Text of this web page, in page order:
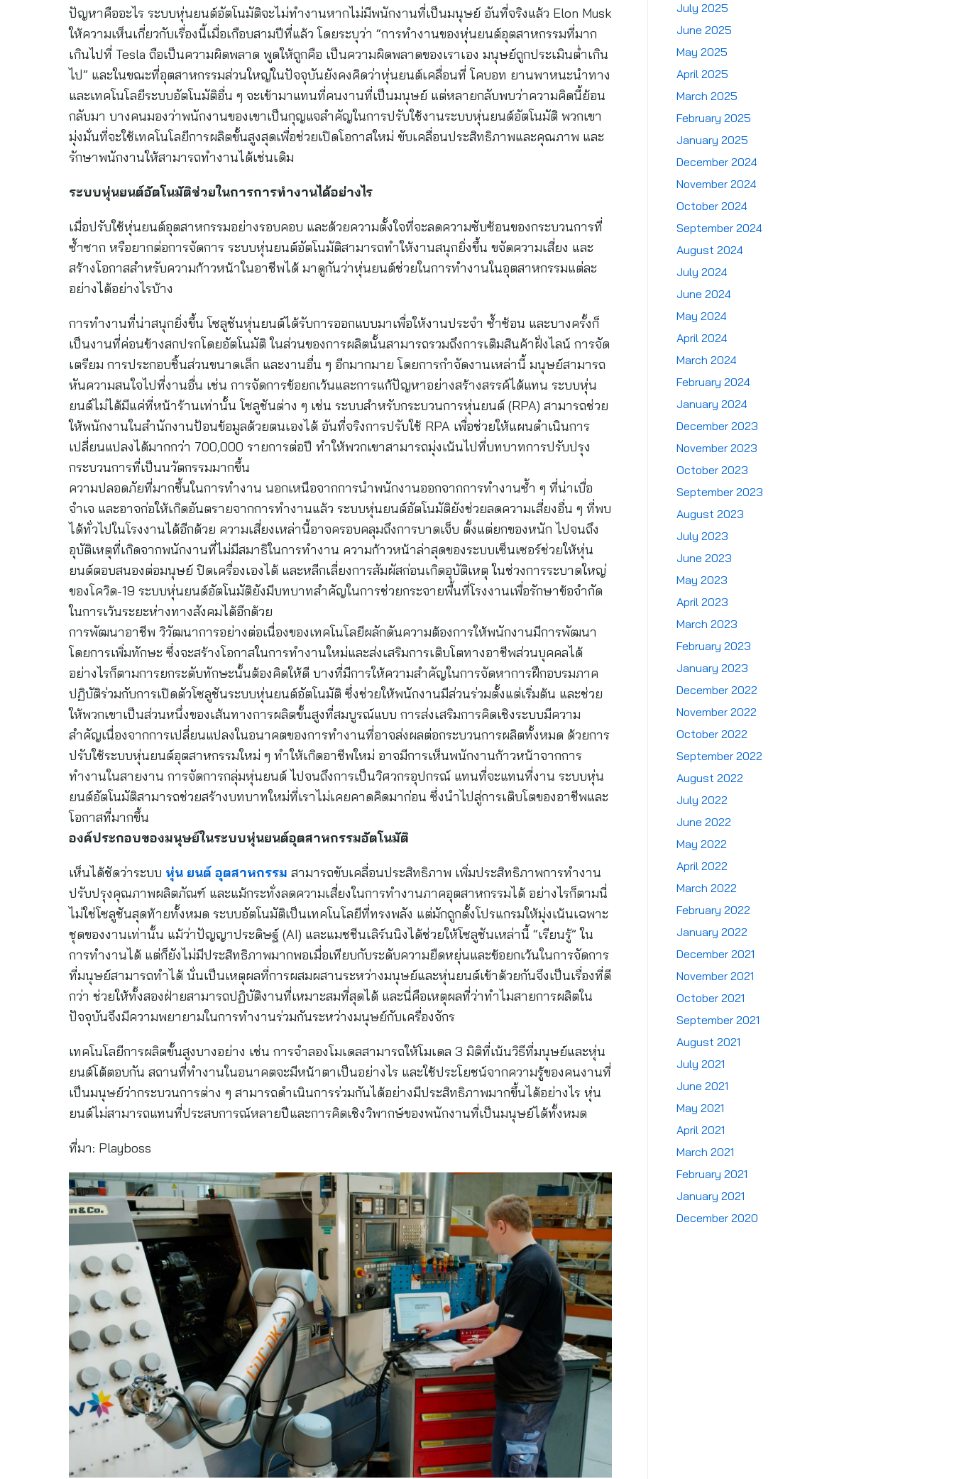
ปัญหาคืออะไร ระบบหุ่นยนต์อัตโนมัติจะไม่ทำงานหากไม่มีพนักงานที่เป็นมนุษย์ อันที่จริงแล้ว Elon Musk
ให้ความเห็นเกี่ยวกับเรื่องนี้เมื่อเกือบสามปีที่แล้ว โดยระบุว่า “การทำงานของหุ่นยนต์อุตสาหกรรมที่มาก
เกินไปที่ Tesla ถือเป็นความผิดพลาด พูดให้ถูกคือ เป็นความผิดพลาดของเราเอง มนุษย์ถูกประเมินต่ำเกิน
ไป” และในขณะที่อุตสาหกรรมส่วนใหญ่ในปัจจุบันยังคงคิดว่าหุ่นยนต์เคลื่อนที่ โคบอท ยานพาหนะนำทาง
และเทคโนโลยีระบบอัตโนมัติอื่น ๆ จะเข้ามาแทนที่คนงานที่เป็นมนุษย์ แต่หลายกลับพบว่าความคิดนี้ย้อน
กลับมา บางคนมองว่าพนักงานของเขาเป็นกุญแจสำคัญในการปรับใช้งานระบบหุ่นยนต์อัตโนมัติ พวกเขา
มุ่งมั่นที่จะใช้เทคโนโลยีการผลิตขั้นสูงสุดเพื่อช่วยเปิดโอกาสใหม่ ขับเคลื่อนประสิทธิภาพและคุณภาพ และ
รักษาพนักงานให้สามารถทำงานได้เช่นเดิม
ระบบหุ่นยนต์อัตโนมัติช่วยในการการทำงานได้อย่างไร
เมื่อปรับใช้หุ่นยนต์อุตสาหกรรมอย่างรอบคอบ และด้วยความตั้งใจที่จะลดความซับซ้อนของกระบวนการที่
ซ้ำซาก หรือยากต่อการจัดการ ระบบหุ่นยนต์อัตโนมัติสามารถทำให้งานสนุกยิ่งขึ้น ขจัดความเสี่ยง และ
สร้างโอกาสสำหรับความก้าวหน้าในอาชีพได้ มาดูกันว่าหุ่นยนต์ช่วยในการทำงานในอุตสาหกรรมแต่ละ
อย่างได้อย่างไรบ้าง
การทำงานที่น่าสนุกยิ่งขึ้น โซลูชันหุ่นยนต์ได้รับการออกแบบมาเพื่อให้งานประจำ ซ้ำซ้อน และบางครั้งก็
เป็นงานที่ค่อนข้างสกปรกโดยอัตโนมัติ ในส่วนของการผลิตนั้นสามารถรวมถึงการเติมสินค้าฝั่งไลน์ การจัด
เตรียม การประกอบชิ้นส่วนขนาดเล็ก และงานอื่น ๆ อีกมากมาย โดยการกำจัดงานเหล่านี้ มนุษย์สามารถ
หันความสนใจไปที่งานอื่น เช่น การจัดการข้อยกเว้นและการแก้ปัญหาอย่างสร้างสรรค์ได้แทน ระบบหุ่น
ยนต์ไม่ได้มีแค่ที่หน้าร้านเท่านั้น โซลูชันต่าง ๆ เช่น ระบบสำหรับกระบวนการหุ่นยนต์ (RPA) สามารถช่วย
ให้พนักงานในสำนักงานป้อนข้อมูลด้วยตนเองได้ อันที่จริงการปรับใช้ RPA เพื่อช่วยให้แผนดำเนินการ
เปลี่ยนแปลงได้มากกว่า 700,000 รายการต่อปี ทำให้พวกเขาสามารถมุ่งเน้นไปที่บทบาทการปรับปรุง
กระบวนการที่เป็นนวัตกรรมมากขึ้น
ความปลอดภัยที่มากขึ้นในการทำงาน นอกเหนือจากการนำพนักงานออกจากการทำงานซ้ำ ๆ ที่น่าเบื่อ
จำเจ และอาจก่อให้เกิดอันตรายจากการทำงานแล้ว ระบบหุ่นยนต์อัตโนมัติยังช่วยลดความเสี่ยงอื่น ๆ ที่พบ
ได้ทั่วไปในโรงงานได้อีกด้วย ความเสี่ยงเหล่านี้อาจครอบคลุมถึงการบาดเจ็บ ตั้งแต่ยกของหนัก ไปจนถึง
อุบัติเหตุที่เกิดจากพนักงานที่ไม่มีสมาธิในการทำงาน ความก้าวหน้าล่าสุดของระบบเซ็นเซอร์ช่วยให้หุ่น
ยนต์ตอบสนองต่อมนุษย์ ปิดเครื่องเองได้ และหลีกเลี่ยงการสัมผัสก่อนเกิดอุบัติเหตุ ในช่วงการระบาดใหญ่
ของโควิด-19 ระบบหุ่นยนต์อัตโนมัติยังมีบทบาทสำคัญในการช่วยกระจายพื้นที่โรงงานเพื่อรักษาข้อจำกัด
ในการเว้นระยะห่างทางสังคมได้อีกด้วย
การพัฒนาอาชีพ วิวัฒนาการอย่างต่อเนื่องของเทคโนโลยีผลักดันความต้องการให้พนักงานมีการพัฒนา
โดยการเพิ่มทักษะ ซึ่งจะสร้างโอกาสในการทำงานใหม่และส่งเสริมการเติบโตทางอาชีพส่วนบุคคลได้
อย่างไรก็ตามการยกระดับทักษะนั้นต้องคิดให้ดี บางที่มีการให้ความสำคัญในการจัดหาการฝึกอบรมภาค
ปฏิบัติร่วมกับการเปิดตัวโซลูชันระบบหุ่นยนต์อัตโนมัติ ซึ่งช่วยให้พนักงานมีส่วนร่วมตั้งแต่เริ่มต้น และช่วย
ให้พวกเขาเป็นส่วนหนึ่งของเส้นทางการผลิตขั้นสูงที่สมบูรณ์แบบ การส่งเสริมการคิดเชิงระบบมีความ
สำคัญเนื่องจากการเปลี่ยนแปลงในอนาคตของการทำงานที่อาจส่งผลต่อกระบวนการผลิตทั้งหมด ด้วยการ
ปรับใช้ระบบหุ่นยนต์อุตสาหกรรมใหม่ ๆ ทำให้เกิดอาชีพใหม่ อาจมีการเห็นพนักงานก้าวหน้าจากการ
ทำงานในสายงาน การจัดการกลุ่มหุ่นยนต์ ไปจนถึงการเป็นวิศวกรอุปกรณ์ แทนที่จะแทนที่งาน ระบบหุ่น
ยนต์อัตโนมัติสามารถช่วยสร้างบทบาทใหม่ที่เราไม่เคยคาดคิดมาก่อน ซึ่งนำไปสู่การเติบโตของอาชีพและ
โอกาสที่มากขึ้น
องค์ประกอบของมนุษย์ในระบบหุ่นยนต์อุตสาหกรรมอัตโนมัติ
เห็นได้ชัดว่าระบบ หุ่น ยนต์ อุตสาหกรรม สามารถขับเคลื่อนประสิทธิภาพ เพิ่มประสิทธิภาพการทำงาน
ปรับปรุงคุณภาพผลิตภัณฑ์ และแม้กระทั่งลดความเสี่ยงในการทำงานภาคอุตสาหกรรมได้ อย่างไรก็ตามนี่
ไม่ใช่โซลูชันสุดท้ายทั้งหมด ระบบอัตโนมัติเป็นเทคโนโลยีที่ทรงพลัง แต่มักถูกตั้งโปรแกรมให้มุ่งเน้นเฉพาะ
ชุดของงานเท่านั้น แม้ว่าปัญญาประดิษฐ์ (AI) และแมชชีนเลิร์นนิงได้ช่วยให้โซลูชันเหล่านี้ “เรียนรู้” ใน
การทำงานได้ แต่ก็ยังไม่มีประสิทธิภาพมากพอเมื่อเทียบกับระดับความยืดหยุ่นและข้อยกเว้นในการจัดการ
ที่มนุษย์สามารถทำได้ นั่นเป็นเหตุผลที่การผสมผสานระหว่างมนุษย์และหุ่นยนต์เข้าด้วยกันจึงเป็นเรื่องที่ดี
กว่า ช่วยให้ทั้งสองฝ่ายสามารถปฏิบัติงานที่เหมาะสมที่สุดได้ และนี่คือเหตุผลที่ว่าทำไมสายการผลิตใน
ปัจจุบันจึงมีความพยายามในการทำงานร่วมกันระหว่างมนุษย์กับเครื่องจักร
เทคโนโลยีการผลิตขั้นสูงบางอย่าง เช่น การจำลองโมเดลสามารถให้โมเดล 3 มิติที่เน้นวิธีที่มนุษย์และหุ่น
ยนต์โต้ตอบกัน สถานที่ทำงานในอนาคตจะมีหน้าตาเป็นอย่างไร และใช้ประโยชน์จากความรู้ของคนงานที่
เป็นมนุษย์ว่ากระบวนการต่าง ๆ สามารถดำเนินการร่วมกันได้อย่างมีประสิทธิภาพมากขึ้นได้อย่างไร หุ่น
ยนต์ไม่สามารถแทนที่ประสบการณ์หลายปีและการคิดเชิงวิพากษ์ของพนักงานที่เป็นมนุษย์ได้ทั้งหมด
ที่มา: Playboss
July 2025
June 2025
May 2025
April 2025
March 2025
February 2025
January 2025
December 2024
November 2024
October 2024
September 2024
August 2024
July 2024
June 2024
May 2024
April 2024
March 2024
February 2024
January 2024
December 2023
November 2023
October 2023
September 2023
August 2023
July 2023
June 2023
May 2023
April 2023
March 2023
February 2023
January 2023
December 2022
November 2022
October 2022
September 2022
August 2022
July 2022
June 2022
May 2022
April 2022
March 2022
February 2022
January 2022
December 2021
November 2021
October 2021
September 2021
August 2021
July 2021
June 2021
May 2021
April 2021
March 2021
February 2021
January 2021
December 2020